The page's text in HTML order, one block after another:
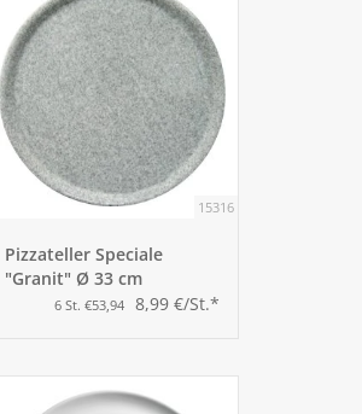
15316
Pizzateller Speciale
"Granit" Ø 33 cm
6 St. €53,94 8,99 €/St.*